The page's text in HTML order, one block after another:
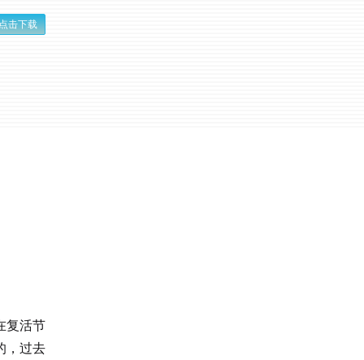
击下载
复活节
，过去